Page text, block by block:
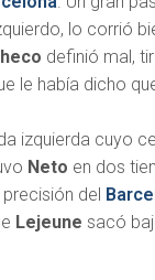
lo corrió
definió mal,
le había dicho
izquierda cuyo
Neto en dos
del
Lejeune sacó